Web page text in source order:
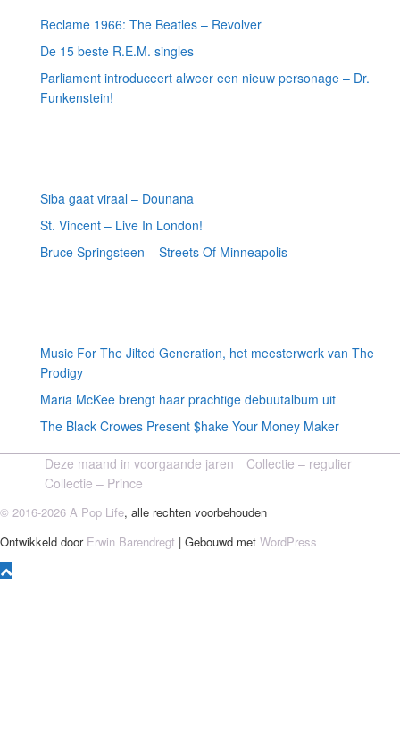
Reclame 1966: The Beatles – Revolver
De 15 beste R.E.M. singles
Parliament introduceert alweer een nieuw personage – Dr.
Funkenstein!
Siba gaat viraal – Dounana
St. Vincent – Live In London!
Bruce Springsteen – Streets Of Minneapolis
Music For The Jilted Generation, het meesterwerk van The
Prodigy
Maria McKee brengt haar prachtige debuutalbum uit
The Black Crowes Present $hake Your Money Maker
Deze maand in voorgaande jaren
Collectie – regulier
Collectie – Prince
© 2016-2026 A Pop Life, alle rechten voorbehouden
Ontwikkeld door Erwin Barendregt | Gebouwd met WordPress